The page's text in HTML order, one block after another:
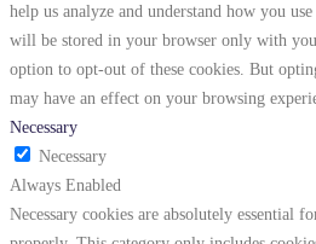
help us analyze and understand how you
will be stored in your browser only with
option to opt-out of these cookies. But
may have an effect on your browsing
Necessary
Necessary
Always Enabled
Necessary cookies are absolutely essential